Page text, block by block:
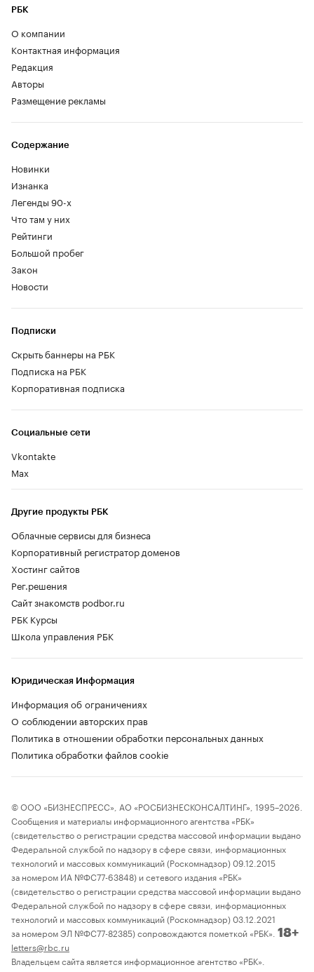
РБК
О компании
Контактная информация
Редакция
Авторы
Размещение рекламы
Содержание
Новинки
Изнанка
Легенды 90-х
Что там у них
Рейтинги
Большой пробег
Закон
Новости
Социальные сети
Vkontakte
Max
Другие продукты РБК
Облачные сервисы для бизнеса
Корпоративный регистратор доменов
Хостинг сайтов
Рег.решения
Сайт знакомств podbor.ru
РБК Курсы
Школа управления РБК
Подписки
Скрыть баннеры на РБК
Подписка на РБК
Корпоративная подписка
Юридическая Информация
Информация об ограничениях
О соблюдении авторских прав
Политика в отношении обработки персональных данных
Политика обработки файлов cookie
© ООО «БИЗНЕСПРЕСС», АО «РОСБИЗНЕСКОНСАЛТИНГ», 1995–2026.
Сообщения и материалы информационного агентства «РБК»
(свидетельство о регистрации средства массовой информации выдано
Федеральной службой по надзору в сфере связи, информационных
технологий и массовых коммуникаций (Роскомнадзор) 09.12.2015
за номером ИА №ФС77-63848) и сетевого издания «РБК»
(свидетельство о регистрации средства массовой информации выдано
Федеральной службой по надзору в сфере связи, информационных
технологий и массовых коммуникаций (Роскомнадзор) 03.12.2021
за номером ЭЛ №ФС77-82385) сопровождаются пометкой «РБК». 18+
letters@rbc.ru
Владельцем сайта является информационное агентство «РБК».